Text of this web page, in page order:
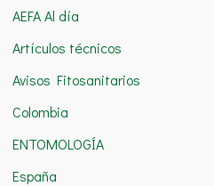
a
r
p
o
r
:
AEFA Al día
Artículos técnicos
Avisos Fitosanitarios
Colombia
ENTOMOLOGÍA
España